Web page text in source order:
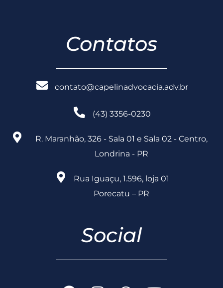
Contatos
contato@capelinadvocacia.adv.br
(43) 3356-0230
R. Maranhão, 326 - Sala 01 e Sala 02 - Centro,
Londrina - PR
Rua Iguaçu, 1.596, loja 01
Porecatu – PR
Social